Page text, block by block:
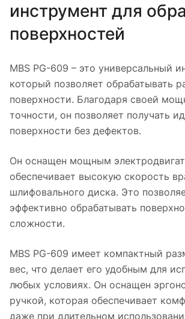
инструмент для
поверхностей
MBS PG-609 – это универсальный
который позволяет обрабатывать
поверхности. Благодаря своей
точности, он позволяет получать
поверхности без дефектов.
Он оснащен мощным
обеспечивает высокую скорость
шлифовального диска. Это
эффективно обрабатывать
сложности.
MBS PG-609 имеет компактный
вес, что делает его удобным для
любых условиях. Он оснащен
ручкой, которая обеспечивает
даже при длительном